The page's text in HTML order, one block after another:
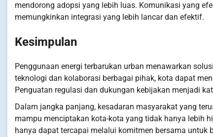
mendorong adopsi yang lebih luas. Komunikasi yang
memungkinkan integrasi yang lebih lancar dan efektif.
Kesimpulan
Penggunaan energi terbarukan urban menawarkan
teknologi dan kolaborasi berbagai pihak, kota dapat
Penguatan regulasi dan dukungan kebijakan menjadi
Dalam jangka panjang, kesadaran masyarakat yang
mampu menciptakan kota-kota yang tidak hanya lebih
hanya dapat tercapai melalui komitmen bersama untuk